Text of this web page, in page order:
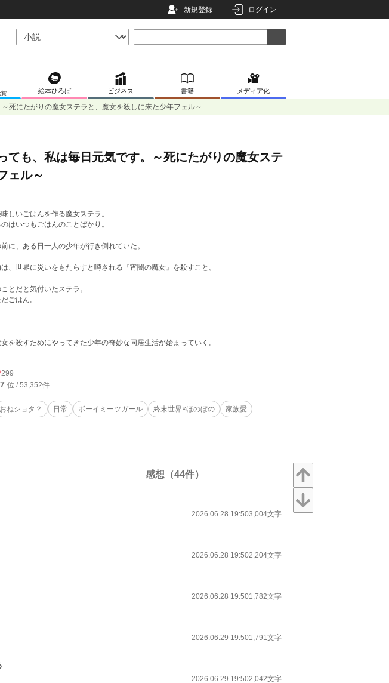
新規登録 ログイン
賞
絵本ひろば ビジネス 書籍 メディア化
死にたがりの魔女ステラと、魔女を殺しに来た少年フェル～
ても、私は毎日元気です。～死にたがりの魔女ステ
ェル～
しいごはんを作る魔女ステラ。
はいつもごはんのことばかり。
に、ある日一人の少年が行き倒れていた。
、世界に災いをもたらすと噂される『宵闇の魔女』を殺すこと。
とだと気付いたステラ。
ごはん。
を殺すためにやってきた少年の奇妙な同居生活が始まっていく。
299
位 / 53,352件
おねショタ？ 日常 ボーイミーツガール 終末世界×ほのぼの
家族愛
感想（44件）
2026.06.28 19:503,004文字
2026.06.28 19:502,204文字
2026.06.28 19:501,782文字
2026.06.29 19:501,791文字
2026.06.29 19:502,042文字